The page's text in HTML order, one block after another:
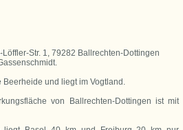
Str. 1, 79282 Ballrechten-Dottingen
und liegt im Vogtland.
von Ballrechten-Dottingen ist mit